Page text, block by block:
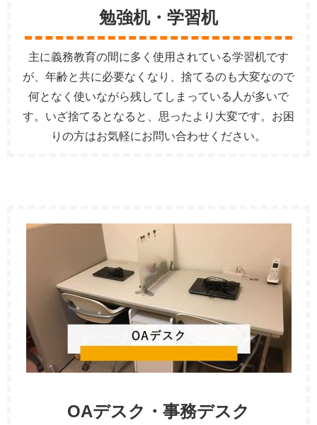
勉強机・学習机
主に義務教育の間に多く使用されている学習机です
が、年齢と共に必要なくなり、捨てるのも大変なので
何となく使いながら残してしまっている人が多いで
す。いざ捨てるとなると、思ったより大変です。お困
りの方はお気軽にお問い合わせください。
OAデスク・事務デスク